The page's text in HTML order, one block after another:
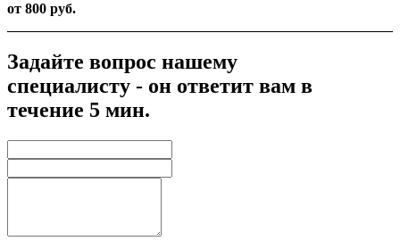
от 800 руб.
Задайте вопрос нашему
специалисту - он ответит вам в
течение 5 мин.